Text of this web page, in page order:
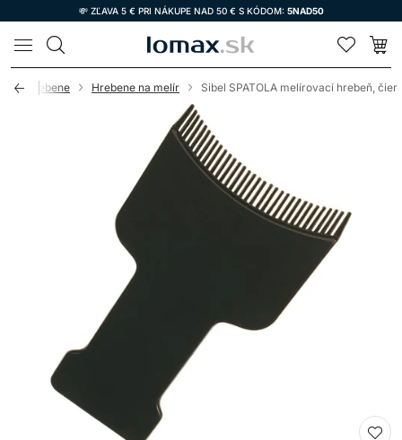
💸 ZĽAVA 5 € PRI NÁKUPE NAD 50 € S KÓDOM: 5NAD50
LOMAX
Hrebene Hrebene na melír Sibel SPATOLA melírovací hrebeň,